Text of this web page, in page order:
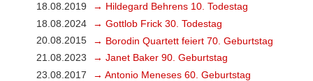
18.08.2019
→ Hildegard Behrens 10. Todestag
18.08.2024
→ Gottlob Frick 30. Todestag
20.08.2015
→ Borodin Quartett feiert 70. Geburtstag
21.08.2023
→ Janet Baker 90. Geburtstag
23.08.2017
→ Antonio Meneses 60. Geburtstag